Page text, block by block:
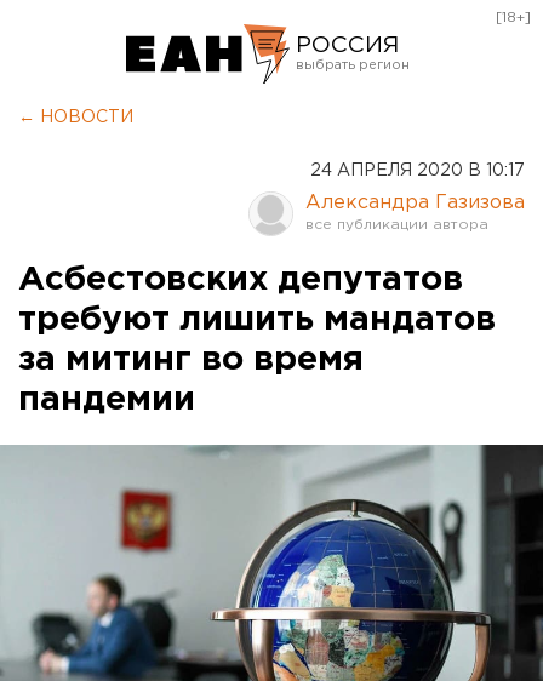
РОССИЯ
Оренбург
[18+]
← НОВОСТИ
24 АПРЕЛЯ 2020 В 10:17
Александра Газизова
Асбестовских депутатов
требуют лишить мандатов
за митинг во время
пандемии